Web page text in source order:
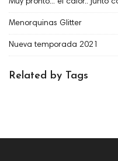
Muy pronto... el calor.. junto
Menorquinas Glitter
Nueva temporada 2021
Related by Tags